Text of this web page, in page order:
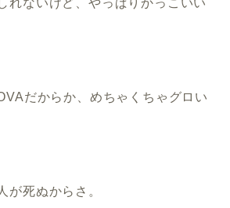
れないけど、やっぱりかっこいい
だからか、めちゃくちゃグロい
が死ぬからさ。